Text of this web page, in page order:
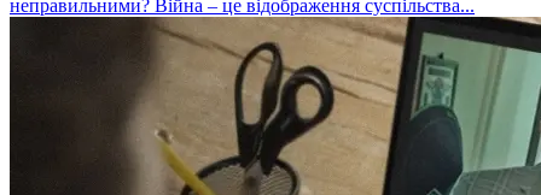
неправильними? Війна – це відображення суспільства...